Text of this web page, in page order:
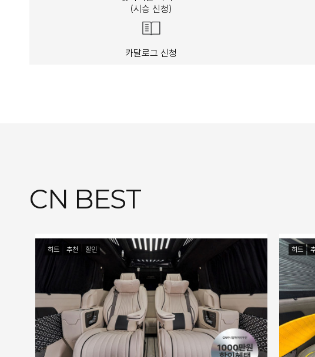
(시승 신청)
카달로그 신청
CN BEST
히트 추천 할인 히트